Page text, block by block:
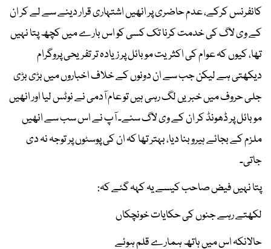
کانفرنس کرکے، عدم حاضری پر انھیں اشتہاری قرار دینے سے لے کر ان
کے وی لاگ کی خدمت کرنا تک کسی کو اس بارے میں کچھ پتا نہیں
تھا، کیوں کہ عوام کی اکثریت موبائل پر زیادہ تر تفریحی پروگرام
دیکھتی ہے لیکن جب سے ان دونوں کے خلاف اخباروں میں بڑی بڑی
جلی حروف میں خبریں لگ رہی ہیں تو عام آدمی نے نوٹس لیا اور انھیں
موبائل پر ڈھونڈ کر ان کے وی لاگ سنے۔ آپ نے اس سب سے انھیں
ملزم کے بجائے ہیرو بنا دیا، بہتر تھا کہ ان کی پوسٹوں پر توجہ نہ دی
جاتی۔
پتا نہیں فیض صاحب کیسے یہ کہہ گئے کہ:
لکھتے رہے جنوں کی حکایات خونچکاں
حالانکہ اس میں ہاتھ ہمارے قلم ہوئے